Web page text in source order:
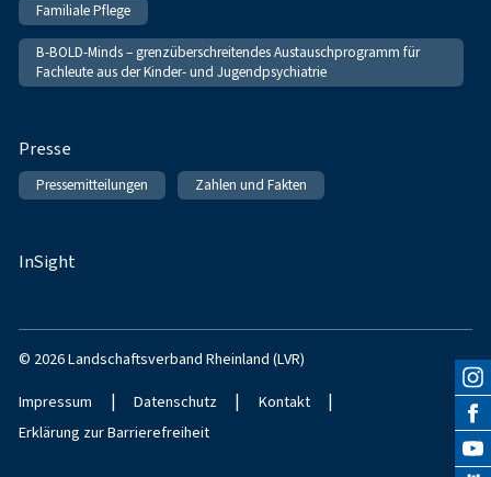
Familiale Pflege
B-BOLD-Minds – grenzüberschreitendes Austauschprogramm für
Fachleute aus der Kinder- und Jugendpsychiatrie
Presse
Pressemitteilungen Zahlen und Fakten
InSight
© 2026 Landschaftsverband Rheinland (LVR)
Impressum | Datenschutz | Kontakt |
Erklärung zur Barrierefreiheit